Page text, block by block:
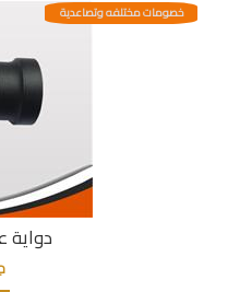
دواية
خصومات مختلفه وتصاعدية